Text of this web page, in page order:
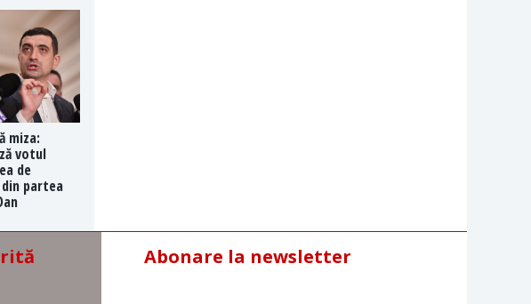
miza:
votul
de
partea
Abonare la newsletter